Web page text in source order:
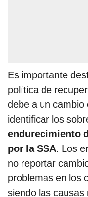
Es importante
política de
debe a un cambio
identificar los
endurecimiento
por la SSA. Los
no reportar
problemas en los
siendo las causas